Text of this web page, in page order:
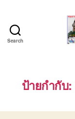
Search
ป้ายกำกับ: